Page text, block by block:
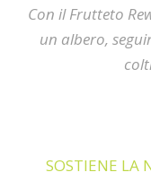
Con il Frutteto
un albero,
SOSTIENE LA